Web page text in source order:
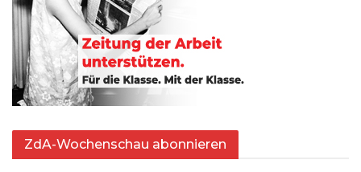
ZdA-Wochenschau abonnieren